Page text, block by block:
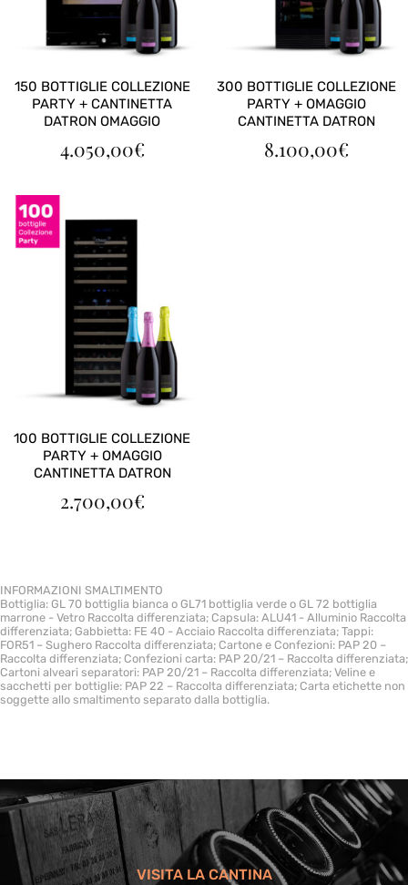
150 BOTTIGLIE COLLEZIONE
PARTY + CANTINETTA
DATRON OMAGGIO
4.050,00€
300 BOTTIGLIE COLLEZIONE
PARTY + OMAGGIO
CANTINETTA DATRON
8.100,00€
100 BOTTIGLIE COLLEZIONE
PARTY + OMAGGIO
CANTINETTA DATRON
2.700,00€
INFORMAZIONI SMALTIMENTO
Bottiglia: GL 70 bottiglia bianca o GL71 bottiglia verde o GL 72 bottiglia
marrone - Vetro Raccolta differenziata; Capsula: ALU41 - Alluminio Raccolta
differenziata; Gabbietta: FE 40 - Acciaio Raccolta differenziata; Tappi:
FOR51 – Sughero Raccolta differenziata; Cartone e Confezioni: PAP 20 –
Raccolta differenziata; Confezioni carta: PAP 20/21 – Raccolta differenziata;
Cartoni alveari separatori: PAP 20/21 – Raccolta differenziata; Veline e
sacchetti per bottiglie: PAP 22 – Raccolta differenziata; Carta etichette non
soggette allo smaltimento separato dalla bottiglia.
VISITA LA CANTINA